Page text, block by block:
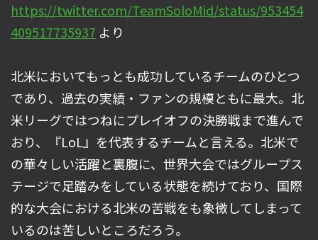
https://twitter.com/TeamSoloMid/status/953454
409517735937 より
北米においてもっとも成功しているチームのひとつ
であり、過去の実績・ファンの規模ともに最大。北
米リーグではつねにプレイオフの決勝戦まで進んで
おり、『LoL』を代表するチームと言える。北米で
の華々しい活躍と裏腹に、世界大会ではグループス
テージで足踏みをしている状態を続けており、国際
的な大会における北米の苦戦をも象徴してしまって
いるのは苦しいところだろう。